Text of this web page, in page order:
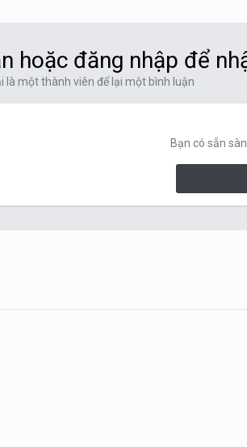
hoặc đăng nhập để
là một thành viên để lại một bình luận
Bạn có sẵn